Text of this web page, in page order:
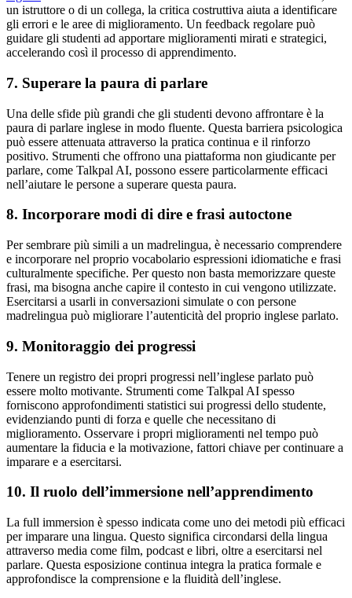
un istruttore o di un collega, la critica costruttiva aiuta a identificare
gli errori e le aree di miglioramento. Un feedback regolare può
guidare gli studenti ad apportare miglioramenti mirati e strategici,
accelerando così il processo di apprendimento.
7. Superare la paura di parlare
Una delle sfide più grandi che gli studenti devono affrontare è la
paura di parlare inglese in modo fluente. Questa barriera psicologica
può essere attenuata attraverso la pratica continua e il rinforzo
positivo. Strumenti che offrono una piattaforma non giudicante per
parlare, come Talkpal AI, possono essere particolarmente efficaci
nell’aiutare le persone a superare questa paura.
8. Incorporare modi di dire e frasi autoctone
Per sembrare più simili a un madrelingua, è necessario comprendere
e incorporare nel proprio vocabolario espressioni idiomatiche e frasi
culturalmente specifiche. Per questo non basta memorizzare queste
frasi, ma bisogna anche capire il contesto in cui vengono utilizzate.
Esercitarsi a usarli in conversazioni simulate o con persone
madrelingua può migliorare l’autenticità del proprio inglese parlato.
9. Monitoraggio dei progressi
Tenere un registro dei propri progressi nell’inglese parlato può
essere molto motivante. Strumenti come Talkpal AI spesso
forniscono approfondimenti statistici sui progressi dello studente,
evidenziando punti di forza e quelle che necessitano di
miglioramento. Osservare i propri miglioramenti nel tempo può
aumentare la fiducia e la motivazione, fattori chiave per continuare a
imparare e a esercitarsi.
10. Il ruolo dell’immersione nell’apprendimento
La full immersion è spesso indicata come uno dei metodi più efficaci
per imparare una lingua. Questo significa circondarsi della lingua
attraverso media come film, podcast e libri, oltre a esercitarsi nel
parlare. Questa esposizione continua integra la pratica formale e
approfondisce la comprensione e la fluidità dell’inglese.